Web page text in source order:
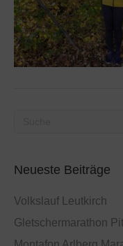
Neueste Beiträge
Volkslauf Leutkirch
Gletschermarathon